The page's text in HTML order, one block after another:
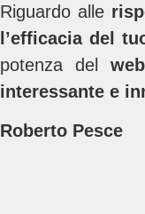
Riguardo alle
l’efficacia del
potenza del
interessante e
Roberto Pesce